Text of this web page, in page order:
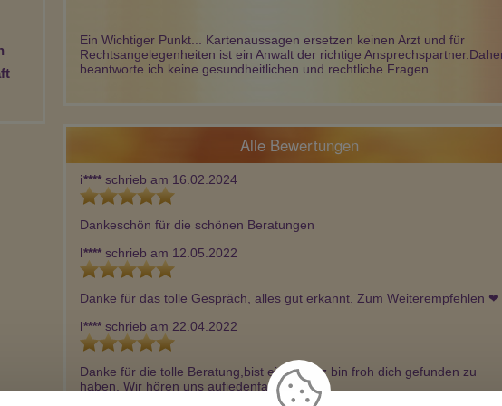
Ein Wichtiger Punkt... Kartenaussagen ersetzen keinen Arzt und für
Rechtsangelegenheiten ist ein Anwalt der richtige
beantworte ich keine gesundheitlichen und rechtliche Fragen.
Alle Bewertungen
i**** schrieb am 16.02.2024
Dankeschön für die schönen Beratungen
l**** schrieb am 12.05.2022
Danke für das tolle Gespräch, alles gut erkannt. Zum Weiterempfehlen
l**** schrieb am 22.04.2022
Danke für die tolle Beratung,bist ein Schatz bin froh dich gefunden zu
haben. Wir hören uns aufjedenfall wieder.❤